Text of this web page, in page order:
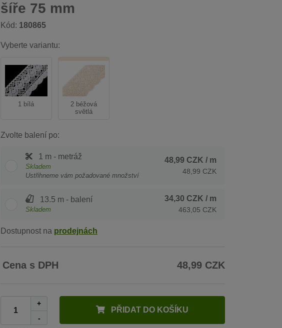
šíře 75 mm
Kód: 180865
Vyberte variantu:
1 bílá
2 béžová
světlá
Zvolte balení po:
1 m - metráž
Skladem
Ustřihneme vám požadované množství
48,99 CZK / m
48,99 CZK
13.5 m - balení
Skladem
34,30 CZK / m
463,05 CZK
Dostupnost na prodejnách
Cena s DPH 48,99 CZK
+
-
PŘIDAT DO KOŠÍKU